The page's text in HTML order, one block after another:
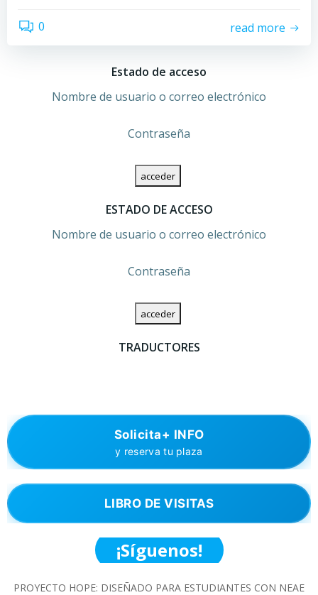
0 read more
Estado de acceso
Nombre de usuario o correo electrónico
Contraseña
ESTADO DE ACCESO
Nombre de usuario o correo electrónico
Contraseña
TRADUCTORES
Solicita+ INFO
y reserva tu plaza
LIBRO DE VISITAS
¡Síguenos!
PROYECTO HOPE: DISEÑADO PARA ESTUDIANTES CON NEAE